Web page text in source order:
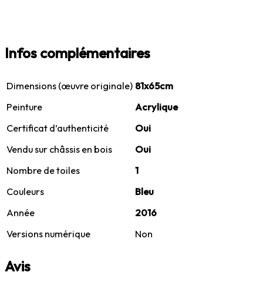
Infos complémentaires
Dimensions (œuvre originale) 81x65cm
Peinture
Acrylique
Certificat d’authenticité
Oui
Vendu sur châssis en bois
Oui
Nombre de toiles
1
Couleurs
Bleu
Année
2016
Versions numérique
Non
Avis